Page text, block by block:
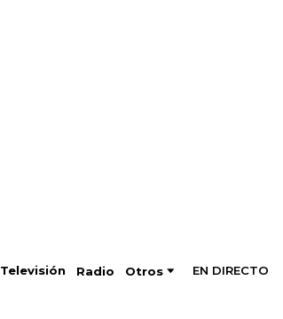
Televisión Radio Otros EN DIRECTO